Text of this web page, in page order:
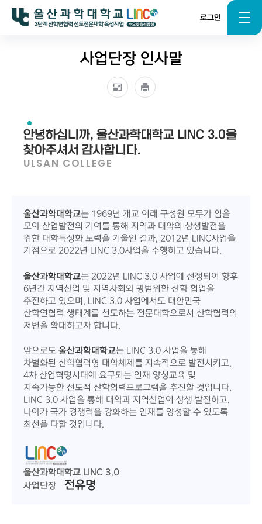
로그인
사업단장 인사말
안녕하십니까, 울산과학대학교 LINC 3.0을
찾아주셔서 감사합니다.
ULSAN COLLEGE
울산과학대학교는 1969년 개교 이래 구성원 모두가 힘을
모아 산업발전의 기여를 통해 지역과 대학의 상생발전을
위한 대학특성화 노력을 기울인 결과, 2012년 LINC사업을
기점으로 2022년 LINC 3.0사업을 수행하고 있습니다.
울산과학대학교는 2022년 LINC 3.0 사업에 선정되어 향후
6년간 지역산업 및 지역사회와 광범위한 산학 협업을
추진하고 있으며, LINC 3.0 사업에서도 대한민국
산학연협력 생태계를 선도하는 전문대학으로서 산학협력의
저변을 확대하고자 합니다.
앞으로도 울산과학대학교는 LINC 3.0 사업을 통해
차별화된 산학협력형 대학체제를 지속적으로 발전시키고,
4차 산업혁명시대에 요구되는 인재 양성교육 및
지속가능한 선도적 산학협력프로그램을 추진할 것입니다.
LINC 3.0 사업을 통해 대학과 지역산업이 상생 발전하고,
나아가 국가 경쟁력을 강화하는 인재를 양성할 수 있도록
최선을 다할 것입니다.
울산과학대학교 LINC 3.0
사업단장
전유명